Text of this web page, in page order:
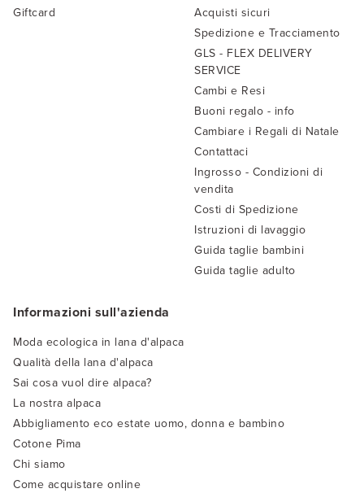
Giftcard
Informazioni sull'azienda
Moda ecologica in lana d'alpaca
Qualità della lana d'alpaca
Sai cosa vuol dire alpaca?
La nostra alpaca
Abbigliamento eco estate uomo, donna e bambino
Cotone Pima
Chi siamo
Come acquistare online
Acquisti sicuri
Spedizione e Tracciamento
GLS - FLEX DELIVERY
SERVICE
Cambi e Resi
Buoni regalo - info
Cambiare i Regali di Natale
Contattaci
Ingrosso - Condizioni di
vendita
Costi di Spedizione
Istruzioni di lavaggio
Guida taglie bambini
Guida taglie adulto